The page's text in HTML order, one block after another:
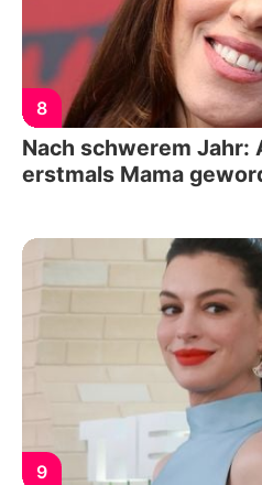
8
Nach schwerem Jahr:
erstmals Mama
9